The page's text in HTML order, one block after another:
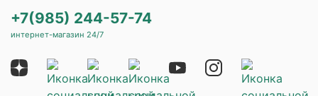
+7(985) 244-57-74
интернет-магазин 24/7